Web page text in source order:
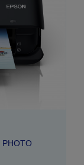
PHOTO